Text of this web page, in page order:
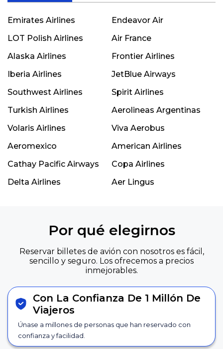
Emirates Airlines
Endeavor Air
LOT Polish Airlines
Air France
Alaska Airlines
Frontier Airlines
Iberia Airlines
JetBlue Airways
Southwest Airlines
Spirit Airlines
Turkish Airlines
Aerolineas Argentinas
Volaris Airlines
Viva Aerobus
Aeromexico
American Airlines
Cathay Pacific Airways
Copa Airlines
Delta Airlines
Aer Lingus
Por qué elegirnos
Reservar billetes de avión con nosotros es fácil,
sencillo y seguro. Los ofrecemos a precios
inmejorables.
Con La Confianza De 1 Millón De
Viajeros
Únase a millones de personas que han reservado con
confianza y facilidad.